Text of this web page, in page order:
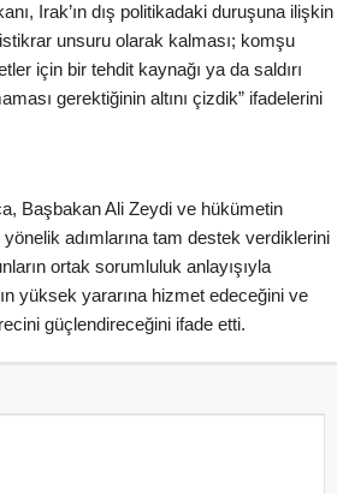
Irak’ın dış politikadaki duruşuna ilişkin
unsuru olarak kalması; komşu
için bir tehdit kaynağı ya da saldırı
gerektiğinin altını çizdik” ifadelerini
Başbakan Ali Zeydi ve hükümetin
adımlarına tam destek verdiklerini
ortak sorumluluk anlayışıyla
yüksek yararına hizmet edeceğini ve
güçlendireceğini ifade etti.